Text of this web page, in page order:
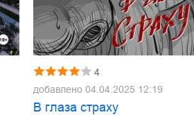
4
добавлено 04.04.2025 12:19
В глаза страху